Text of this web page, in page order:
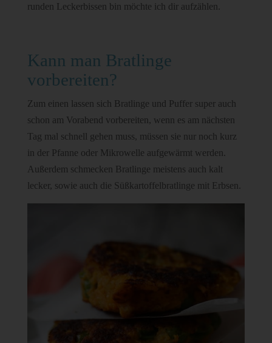
runden Leckerbissen bin möchte ich dir aufzählen.
Kann man Bratlinge
vorbereiten?
Zum einen lassen sich Bratlinge und Puffer super auch
schon am Vorabend vorbereiten, wenn es am nächsten
Tag mal schnell gehen muss, müssen sie nur noch kurz
in der Pfanne oder Mikrowelle aufgewärmt werden.
Außerdem schmecken Bratlinge meistens auch kalt
lecker, sowie auch die Süßkartoffelbratlinge mit Erbsen.